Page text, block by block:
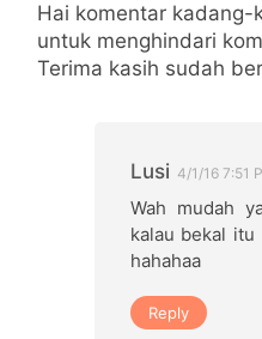
Hai komentar kadang-
untuk menghindari
Terima kasih sudah
Lusi 4/1/16 7:51
Wah mudah
kalau bekal itu
hahahaa
Reply